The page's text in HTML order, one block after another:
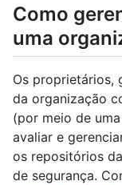
Como
uma
Os proprietários,
da organização
(por meio de
avaliar e
os repositórios
de segurança.